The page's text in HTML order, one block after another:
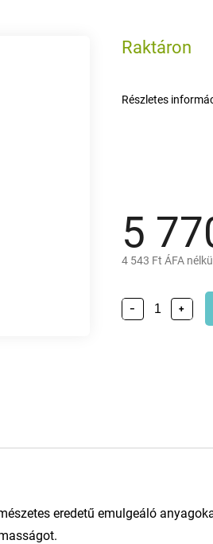
5
4 543 Ft ÁFA
Raktáron
+
−
Részletes
eredetű emulgeáló